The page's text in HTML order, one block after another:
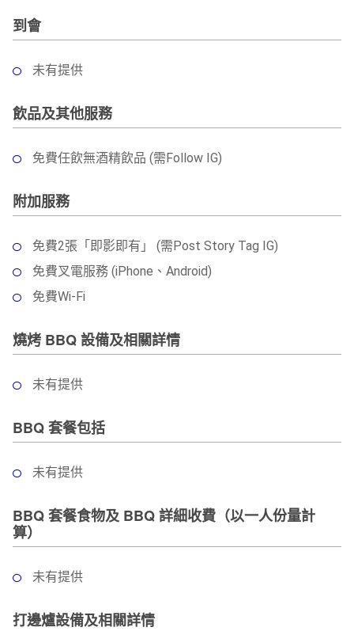
到會
未有提供
飲品及其他服務
免費任飲無酒精飲品 (需Follow IG)
附加服務
免費2張「即影即有」 (需Post Story Tag IG)
免費叉電服務 (iPhone、Android)
免費Wi-Fi
燒烤 BBQ 設備及相關詳情
未有提供
BBQ 套餐包括
未有提供
BBQ 套餐食物及 BBQ 詳細收費（以一人份量計
算）
未有提供
打邊爐設備及相關詳情